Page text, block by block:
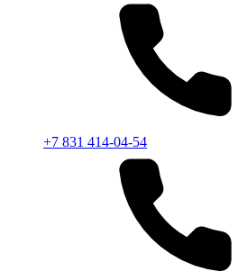
+7 831 414-04-54